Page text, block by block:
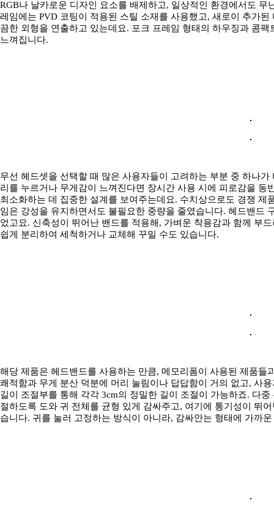
RGB나 날카로운 디자인 요소를 배제하고, 일상적인 환경에서도
레임에는 PVD 코팅이 적용된 스틸 소재를 사용했고, 새로이 추가
끔한 외형을 연출하고 있는데요. 포크 프레임 형태의 하우징과 콤
느껴집니다.
무선 헤드셋을 선택할 때 많은 사용자들이 고려하는 부분 중 하나
리를 누르거나 무게감이 느껴진다면 장시간 사용 시에 피로감을
최소화하는 데 집중한 설계를 보여주는데요. 수치상으로도 경쟁
임은 강성을 유지하면서도 불필요한 중량을 줄였습니다. 헤드밴드
었고요. 신축성이 뛰어난 밴드를 적용해, 가벼운 착용감과 함께 부
쉽게 분리하여 세척하거나 교체해 꾸밀 수도 있습니다.
해당 제품은 헤드밴드를 사용하는 만큼, 메모리폼이 사용된 제품
쾌적함과 무게 분산 덕분에 머리 눌림이나 답답함이 거의 없고, 사
길이 조절부를 통해 각각 3cm의 정밀한 길이 조절이 가능하죠. 다
절하도록 도와 귀 전체를 균형 있게 감싸주고, 여기에 통기성이 뛰
습니다. 귀를 눌러 고정하는 방식이 아니라, 감싸안는 형태에 가까